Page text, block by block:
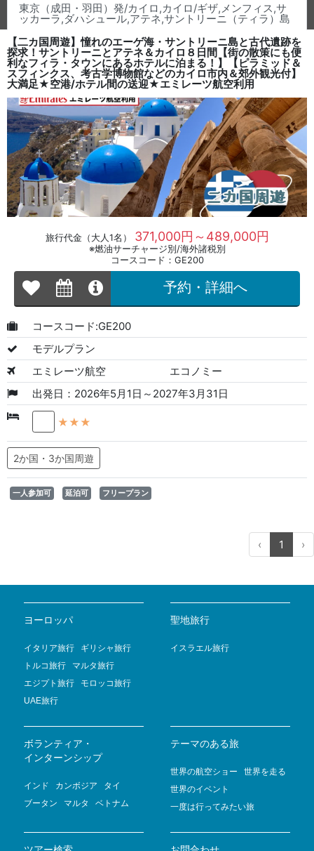
東京（成田・羽田）発/カイロ,カイロ/ギザ,メンフィス,サ
ッカーラ,ダハシュール,アテネ,サントリーニ（ティラ）島
【二カ国周遊】憧れのエーゲ海・サントリーニ島と古代遺跡を
探求！サントリーニとアテネ＆カイロ８日間【街の散策にも便
利なフィラ・タウンにあるホテルに泊まる！】【ピラミッド＆
スフィンクス、考古学博物館などのカイロ市内＆郊外観光付】
大満足★空港/ホテル間の送迎★エミレーツ航空利用
旅行代金（大人1名） 371,000円～489,000円
※燃油サーチャージ別/海外諸税別
コースコード：GE200
予約・詳細へ
コースコード:GE200
モデルプラン
エミレーツ航空
エコノミー
出発日：2026年5月1日～2027年3月31日
★★★
2か国・3か国周遊
一人参加可 延泊可 フリープラン
‹ 1 ›
ヨーロッパ
イタリア旅行
ギリシャ旅行
トルコ旅行
マルタ旅行
エジプト旅行
モロッコ旅行
UAE旅行
聖地旅行
イスラエル旅行
ボランティア・
インターンシップ
インド カンボジア
タイ
ブータン
マルタ ベトナム
テーマのある旅
世界の航空ショー
世界を走る
世界のイベント
一度は行ってみたい旅